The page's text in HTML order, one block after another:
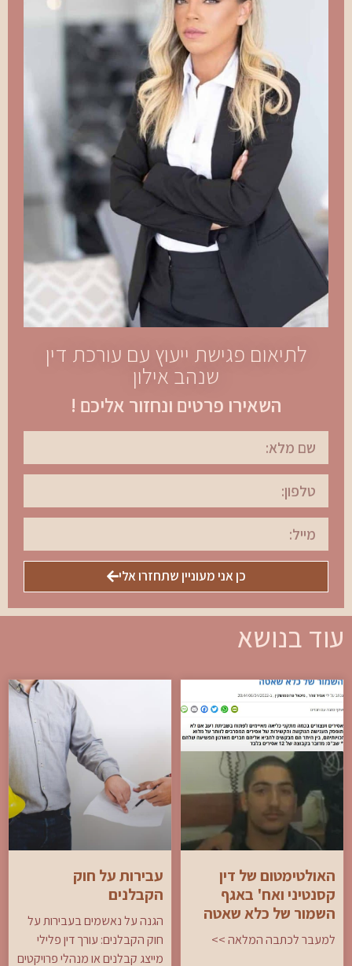
לתיאום פגישת ייעוץ עם עורכת דין
שנהב אילון
השאירו פרטים ונחזור אליכם !
כן אני מעוניין שתחזרו אלי
עוד בנושא
האולטימטום של דין
קסנטיני ואח' באגף
השמור של כלא שאטה
למעבר לכתבה המלאה >>
עבירות על חוק
הקבלנים
הגנה על נאשמים בעבירות על
חוק הקבלנים: עורך דין פלילי
מייצג קבלנים או מנהלי פרויקטים